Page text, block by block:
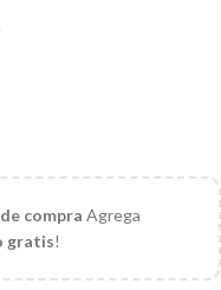
compra Agrega
gratis!